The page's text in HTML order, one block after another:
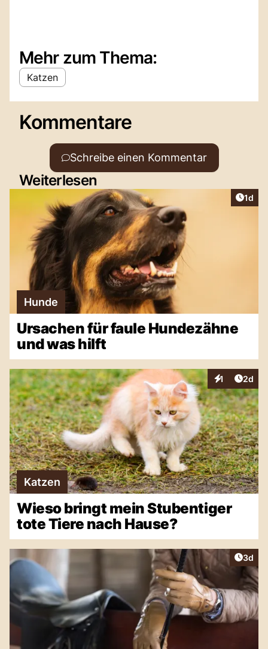
Mehr zum Thema:
Katzen
Kommentare
Schreibe einen Kommentar
Weiterlesen
1d
Hunde
Ursachen für faule Hundezähne
und was hilft
1
Interaktionen
2d
Katzen
Wieso bringt mein Stubentiger
tote Tiere nach Hause?
3d